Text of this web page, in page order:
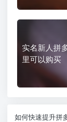
实名新人拼
里可以购买